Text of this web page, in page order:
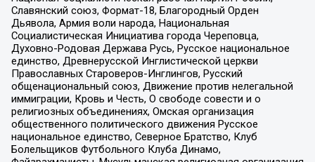
Славянский союз, Формат-18, Благородный Орден
Дьявола, Армия воли народа, Национальная
Социалистическая Инициатива города Череповца,
Духовно-Родовая Держава Русь, Русское национальное
единство, Древнерусской Инглистической церкви
Православных Староверов-Инглингов, Русский
общенациональный союз, Движение против нелегальной
иммиграции, Кровь и Честь, О свободе совести и о
религиозных объединениях, Омская организация
общественного политического движения Русское
национальное единство, Северное Братство, Клуб
Болельщиков Футбольного Клуба Динамо,